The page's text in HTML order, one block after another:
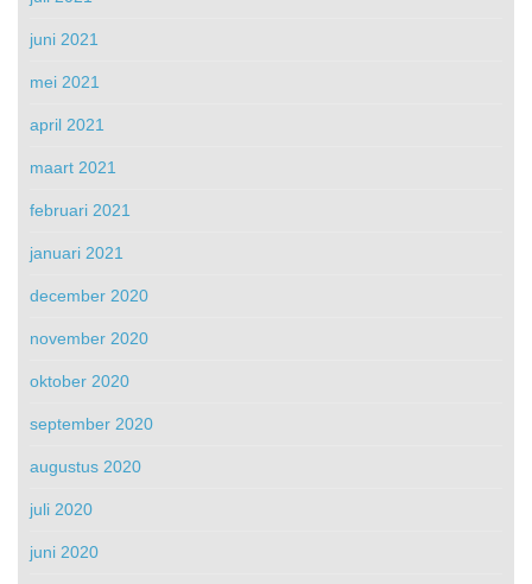
juni 2021
mei 2021
april 2021
maart 2021
februari 2021
januari 2021
december 2020
november 2020
oktober 2020
september 2020
augustus 2020
juli 2020
juni 2020